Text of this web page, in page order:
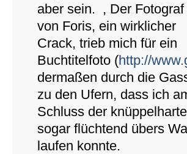
aber sein. , Der Fotograf
von Foris, ein wirklicher
Crack, trieb mich für ein
Buchtitelfoto (http://
dermaßen durch die
zu den Ufern, dass ich
Schluss der
sogar flüchtend übers
laufen konnte.